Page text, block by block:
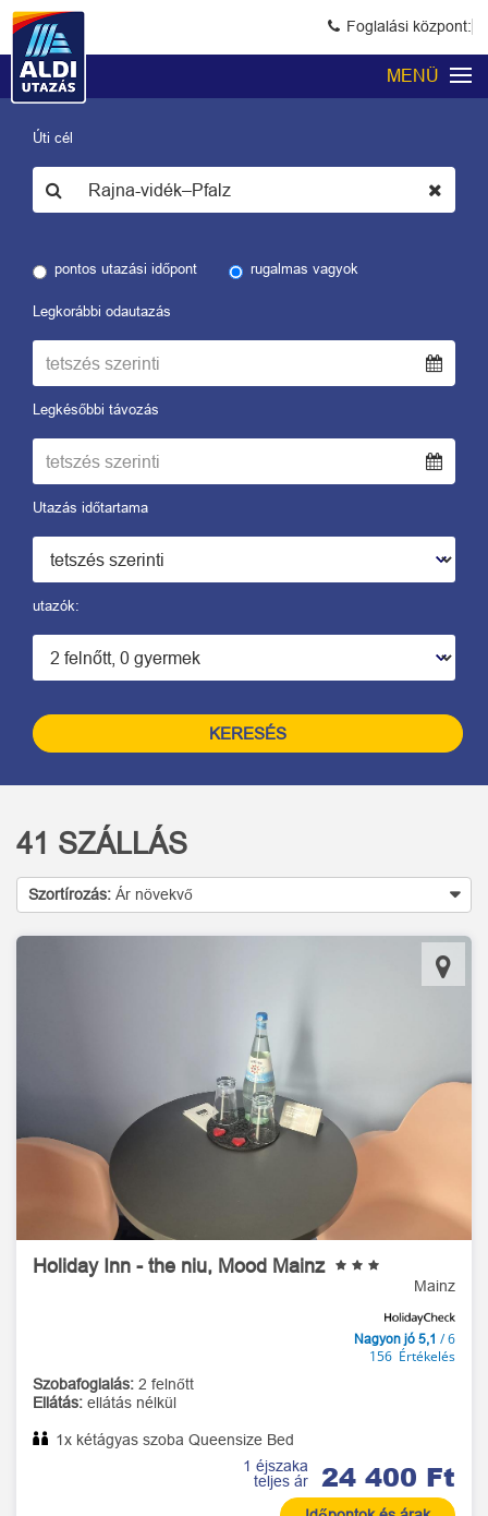
Foglalási központ:
MENÜ
Úti cél
pontos utazási időpont rugalmas vagyok
Legkorábbi odautazás
Legkésőbbi távozás
Utazás időtartama
utazók:
KERESÉS
41 SZÁLLÁS
Szortírozás: Ár növekvő
Holiday Inn - the niu, Mood Mainz
Mainz
Nagyon jó 5,1 / 6
156 Értékelés
Szobafoglalás: 2 felnőtt
Ellátás: ellátás nélkül
1x kétágyas szoba Queensize Bed
1 éjszaka
teljes ár
24 400 Ft